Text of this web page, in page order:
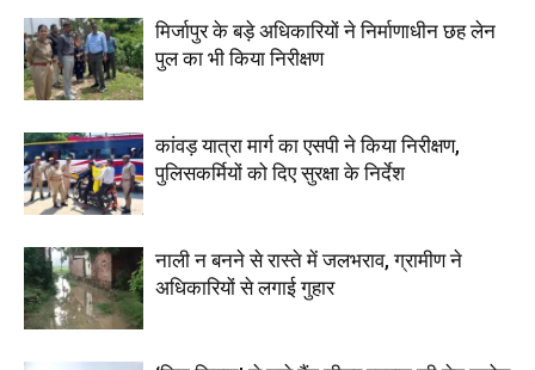
मिर्जापुर के बड़े अधिकारियों ने निर्माणाधीन छह लेन
पुल का भी किया निरीक्षण
कांवड़ यात्रा मार्ग का एसपी ने किया निरीक्षण,
पुलिसकर्मियों को दिए सुरक्षा के निर्देश
नाली न बनने से रास्ते में जलभराव, ग्रामीण ने
अधिकारियों से लगाई गुहार